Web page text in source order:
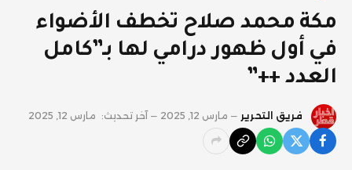
مكة محمد صلاح تخطف الأضواء
في أول ظهور درامي لها بـ”كامل
العدد ++”
فريق التحرير مارس 12, 2025 آخر تحديث: مارس 12, 2025